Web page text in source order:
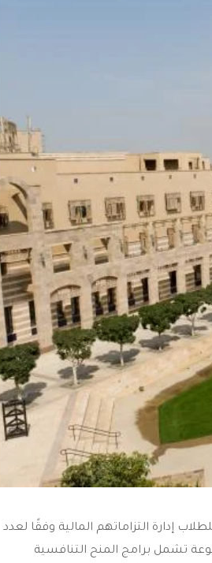
إدارة التزاماتهم المالية وفقًا لعدد
تشمل برامج المنح التنافسية